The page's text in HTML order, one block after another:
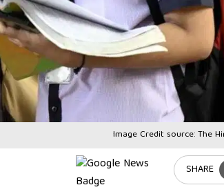
Image Credit source: The
SHARE